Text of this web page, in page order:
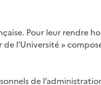
Pour leur rendre
l’Université »
de